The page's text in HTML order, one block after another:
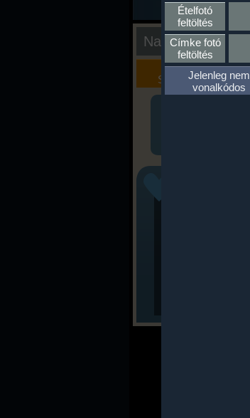
Nap kiértékelése
Kalória
Szimulátor
Ételfotó
feltöltés
Címke fotó
feltöltés
Jelenleg nem
vonalkódos